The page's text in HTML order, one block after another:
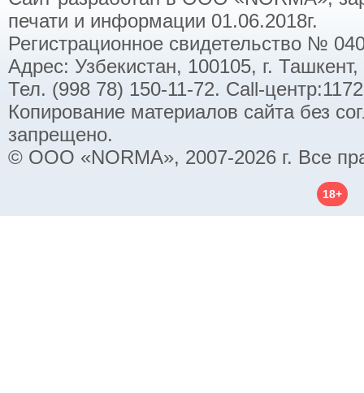
печати и информации 01.06.2018г.
Регистрационное свидетельство №
Адрес: Узбекистан, 100105, г.
Тел. (998 78) 150-11-72. Call-
Копирование материалов сайта без
запрещено.
© ООО «NORMA», 2007-2026 г. Все
18+